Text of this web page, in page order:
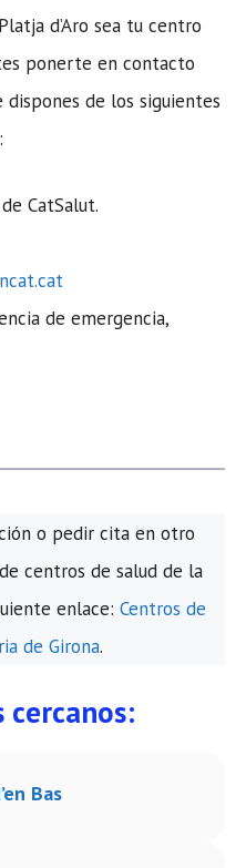
d’Aro sea tu centro
ponerte en contacto
dispones de los siguientes
CatSalut.
de emergencia,
o pedir cita en otro
centros de salud de la
enlace: Centros de
de Girona.
Bas